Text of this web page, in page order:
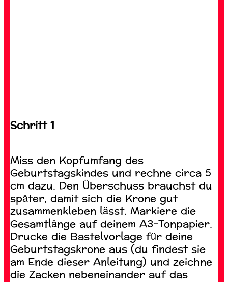
Schritt 1
Miss den Kopfumfang des
Geburtstagskindes und rechne circa 5
cm dazu. Den Überschuss brauchst du
später, damit sich die Krone gut
zusammenkleben lässt. Markiere die
Gesamtlänge auf deinem A3-Tonpapier.
Drucke die Bastelvorlage für deine
Geburtstagskrone aus (du findest sie
am Ende dieser Anleitung) und zeichne
die Zacken nebeneinander auf das